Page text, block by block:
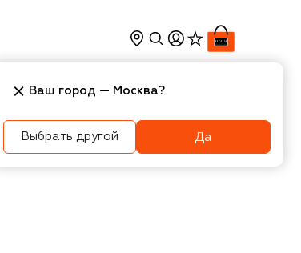
Косметика Интерьер
Ваш город — Москва?
Выбрать другой Да